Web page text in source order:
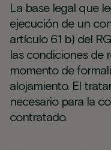
La base legal que
ejecución de un
artículo 6.1 b) del
las condiciones de
momento de
alojamiento. El
necesario para la
contratado.